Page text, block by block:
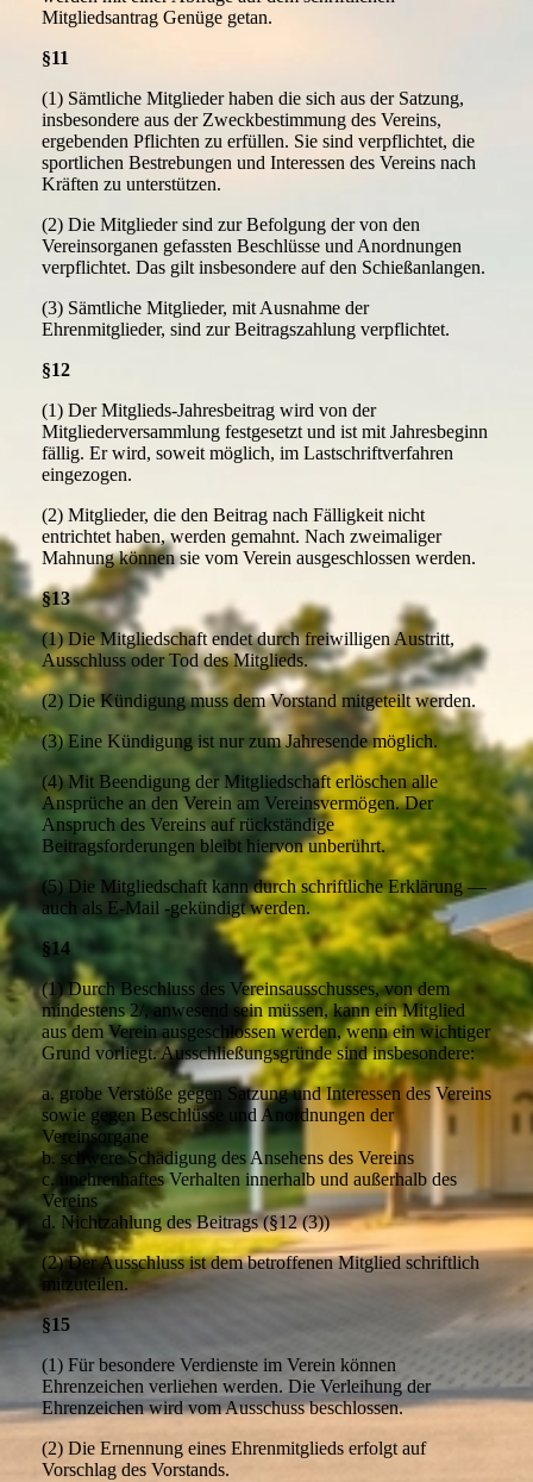
Mitgliedsantrag Genüge getan.
§11
(1) Sämtliche Mitglieder haben die sich aus der Satzung,
insbesondere aus der Zweckbestimmung des Vereins,
ergebenden Pflichten zu erfüllen. Sie sind verpflichtet, die
sportlichen Bestrebungen und Interessen des Vereins nach
Kräften zu unterstützen.
(2) Die Mitglieder sind zur Befolgung der von den
Vereinsorganen gefassten Beschlüsse und Anordnungen
verpflichtet. Das gilt insbesondere auf den Schießanlangen.
(3) Sämtliche Mitglieder, mit Ausnahme der
Ehrenmitglieder, sind zur Beitragszahlung verpflichtet.
§12
(1) Der Mitglieds-Jahresbeitrag wird von der
Mitgliederversammlung festgesetzt und ist mit Jahresbeginn
fällig. Er wird, soweit möglich, im Lastschriftverfahren
eingezogen.
(2) Mitglieder, die den Beitrag nach Fälligkeit nicht
entrichtet haben, werden gemahnt. Nach zweimaliger
Mahnung können sie vom Verein ausgeschlossen werden.
§13
(1) Die Mitgliedschaft endet durch freiwilligen Austritt,
Ausschluss oder Tod des Mitglieds.
(2) Die Kündigung muss dem Vorstand mitgeteilt werden.
(3) Eine Kündigung ist nur zum Jahresende möglich.
(4) Mit Beendigung der Mitgliedschaft erlöschen alle
Ansprüche an den Verein am Vereinsvermögen. Der
Anspruch des Vereins auf rückständige
Beitragsforderungen bleibt hiervon unberührt.
(5) Die Mitgliedschaft kann durch schriftliche Erklärung —
auch als E-Mail -gekündigt werden.
§14
(1) Durch Beschluss des Vereinsausschusses, von dem
mindestens 2/, anwesend sein müssen, kann ein Mitglied
aus dem Verein ausgeschlossen werden, wenn ein wichtiger
Grund vorliegt. Ausschließungsgründe sind insbesondere:
a. grobe Verstöße gegen Satzung und Interessen des Vereins
sowie gegen Beschlüsse und Anordnungen der
Vereinsorgane
b. schwere Schädigung des Ansehens des Vereins
c. unehrenhaftes Verhalten innerhalb und außerhalb des
Vereins
d. Nichtzahlung des Beitrags (§12 (3))
(2) Der Ausschluss ist dem betroffenen Mitglied schriftlich
mitzuteilen.
§15
(1) Für besondere Verdienste im Verein können
Ehrenzeichen verliehen werden. Die Verleihung der
Ehrenzeichen wird vom Ausschuss beschlossen.
(2) Die Ernennung eines Ehrenmitglieds erfolgt auf
Vorschlag des Vorstands.